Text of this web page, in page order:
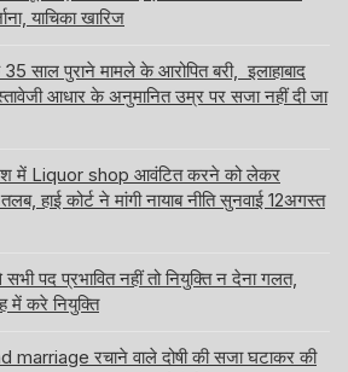
याचिका खारिज
साल पुराने मामले के आरोपित बरी, इलाहाबाद
आधार के अनुमानित उम्र पर सजा नहीं दी जा
में Liquor shop आवंटित करने को लेकर
हाई कोर्ट ने मांगी नायाब नीति सुनवाई 12अगस्त
पद प्रभावित नहीं तो नियुक्ति न देना गलत,
में करे नियुक्ति
marriage रचाने वाले दोषी की सजा घटाकर की